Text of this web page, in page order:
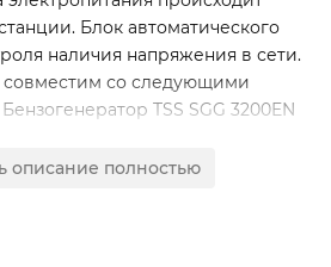
Блок автоматического
наличия напряжения в сети.
со следующими
TSS SGG 3200EN
инверторный SGG 5000Ei
описание полностью